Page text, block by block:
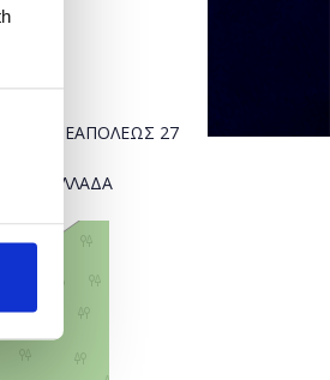
Ε' & ΝΕΑΠΟΛΕΩΣ 27
ΕΛΛΑΔΑ